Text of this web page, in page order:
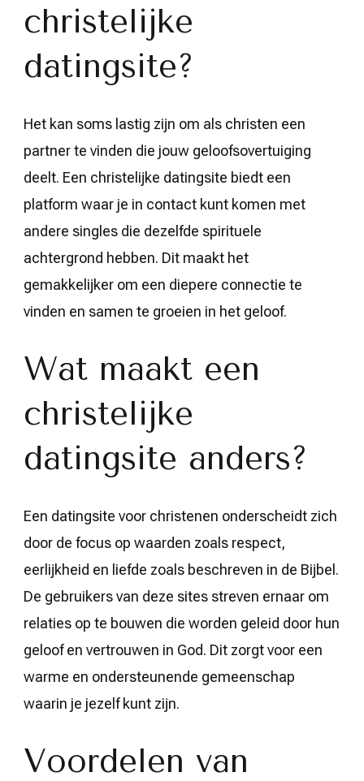
christelijke
datingsite?
Het kan soms lastig zijn om als christen een
partner te vinden die jouw geloofsovertuiging
deelt. Een christelijke datingsite biedt een
platform waar je in contact kunt komen met
andere singles die dezelfde spirituele
achtergrond hebben. Dit maakt het
gemakkelijker om een diepere connectie te
vinden en samen te groeien in het geloof.
Wat maakt een
christelijke
datingsite anders?
Een datingsite voor christenen onderscheidt zich
door de focus op waarden zoals respect,
eerlijkheid en liefde zoals beschreven in de Bijbel.
De gebruikers van deze sites streven ernaar om
relaties op te bouwen die worden geleid door hun
geloof en vertrouwen in God. Dit zorgt voor een
warme en ondersteunende gemeenschap
waarin je jezelf kunt zijn.
Voordelen van